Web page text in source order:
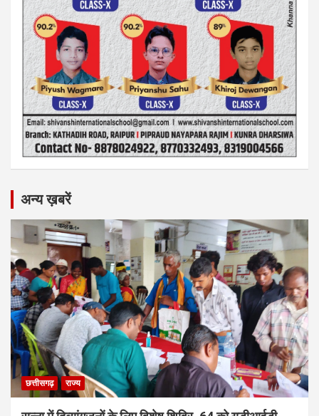
अन्य ख़बरें
छत्तीसगढ़ राज्य